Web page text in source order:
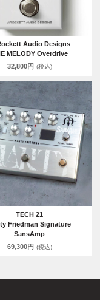
Audio Designs
MELODY Overdrive
32,800円 (税込)
TECH 21
Friedman Signature
SansAmp
69,300円 (税込)